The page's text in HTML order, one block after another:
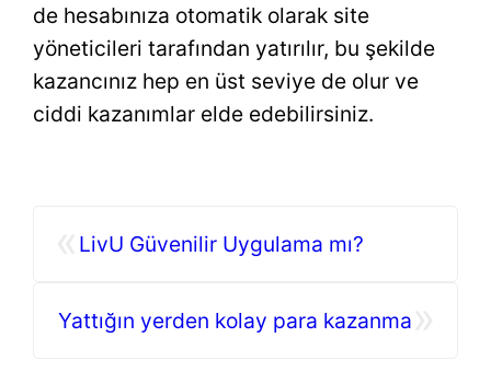
de hesabınıza otomatik olarak site
yöneticileri tarafından yatırılır, bu şekilde
kazancınız hep en üst seviye de olur ve
ciddi kazanımlar elde edebilirsiniz.
LivU Güvenilir Uygulama mı?
Yattığın yerden kolay para kazanma